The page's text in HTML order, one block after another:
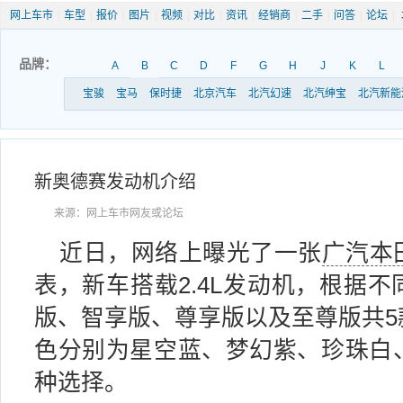
网上车市 车型 报价 图片 视频 对比 资讯 经销商 二手 问答 论坛
品牌： A B C D F G H J K L
宝骏 宝马 保时捷 北京汽车 北汽幻速 北汽绅宝 北汽新
新奥德赛发动机介绍
来源：网上车市网友或论坛
近日，网络上曝光了一张广汽本
表，新车搭载2.4L发动机，根据不
版、智享版、尊享版以及至尊版共5
色分别为星空蓝、梦幻紫、珍珠
种选择。